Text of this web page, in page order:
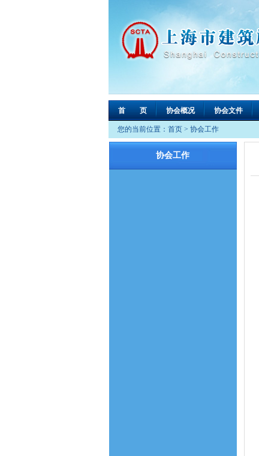
首 页 协会概况 协会文件
您的当前位置： 首页 > 协会工作
协会工作